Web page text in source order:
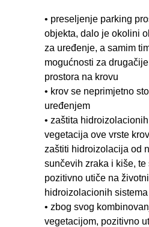
• preseljenje parking
objekta, dalo je okolini
za uređenje, a samim
mogućnosti za
prostora na krovu
• krov se neprimjetno
uređenjem
• zaštita
vegetacija ove vrste
zaštiti hidroizolacija od
sunčevih zraka i kiše, te
pozitivno utiče na
hidroizolacionih sistema
• zbog svog
vegetacijom, pozitivno